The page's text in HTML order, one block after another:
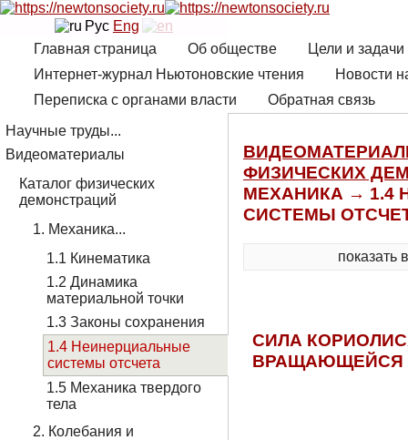
Рус Eng
Главная страница
Об обществе
Цели и
Интернет-журнал Ньютоновские чтения
Новости
Переписка с органами власти
Обратная связь
ФИЗИЧЕСКИХ
МЕХАНИКА → 1.4
СИСТЕМЫ
показать
СИЛА
ВРАЩАЮЩЕЙСЯ
Научные труды...
Видеоматериалы
Каталог физических
демонстраций
1. Механика...
1.1 Кинематика
1.2 Динамика
материальной точки
1.3 Законы сохранения
1.4 Неинерциальные
системы отсчета
1.5 Механика твердого
тела
2. Колебания и